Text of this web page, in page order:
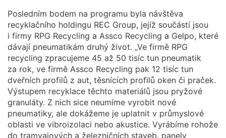
Posledním bodem na programu byla návštěva
recyklačního holdingu REC Group, jejíž součástí jsou
i firmy RPG Recycling a Assco Recycling a Gelpo, které
dávají pneumatikám druhý život. „Ve firmě RPG
recycling zpracujeme 45 až 50 tisíc tun pneumatik
za rok, ve firmě Assco Recycling pak 12 tisíc tun
dveřních profilů z aut, těsnících profilů oken či praček.
Výstupem recyklace těchto materiálů jsou pryžové
granuláty. Z nich sice neumíme vyrobit nové
pneumatiky, ale dokážeme je uplatnit v průmyslové
oblasti ve vibroizolaci nebo akustice. Vyrábíme rohože
do tramvajových a železničních staveb, panely